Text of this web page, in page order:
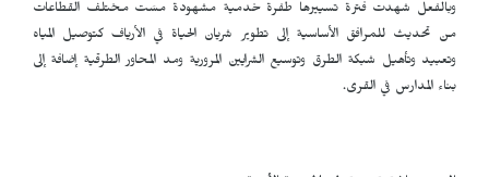
وبالفعل شهدت فترة تسييرها طفرة خدمية مشهودة مسَت مختلف القطاعات
من تحديث للمرافق الأساسية إلى تطوير شريان الحياة في الأرياف كتوصيل المياه
وتعبيد وتأهيل شبكة الطرق وتوسيع الشرايين المرورية ومد المحاور الطرقية إضافة إلى
بناء المدارس في القرى.